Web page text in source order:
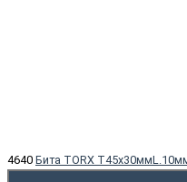
4640 Бита TORX